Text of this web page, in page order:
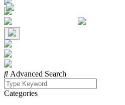
Advanced Search
Categories